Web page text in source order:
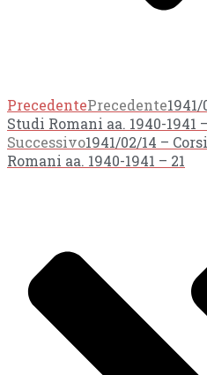
PrecedentePrecedente
Studi Romani aa. 1940-1941
Successivo1941/02/14 –
Romani aa. 1940-1941 – 21